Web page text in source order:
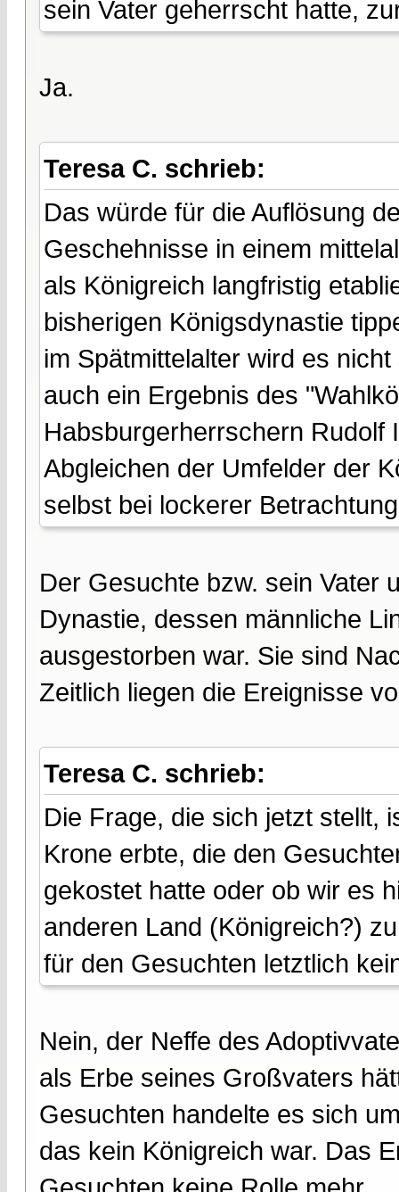
sein Vater geherrscht hatte,
Ja.
Teresa C. schrieb:
Das würde für die Auflösung
Geschehnisse in einem
als Königreich langfristig
bisherigen Königsdynastie
im Spätmittelalter wird es
auch ein Ergebnis des
Habsburgerherrschern Rudolf
Abgleichen der Umfelder der
selbst bei lockerer
Der Gesuchte bzw. sein Vater
Dynastie, dessen männliche
ausgestorben war. Sie sind
Zeitlich liegen die Ereignisse
Teresa C. schrieb:
Die Frage, die sich jetzt stellt,
Krone erbte, die den
gekostet hatte oder ob wir es
anderen Land (Königreich?)
für den Gesuchten letztlich
Nein, der Neffe des
als Erbe seines Großvaters
Gesuchten handelte es sich
das kein Königreich war. Das